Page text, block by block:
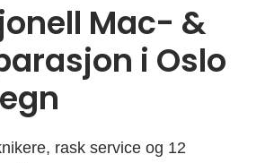
Mac- &
i Oslo
rask service og 12